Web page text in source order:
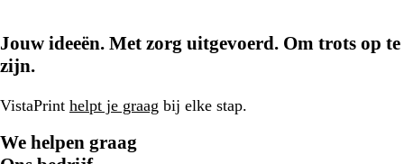
Jouw ideeën. Met zorg uitgevoerd. Om trots op te
zijn.
VistaPrint helpt je graag bij elke stap.
We helpen graag